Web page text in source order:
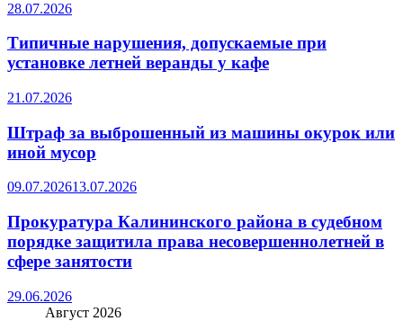
28.07.2026
Типичные нарушения, допускаемые при
установке летней веранды у кафе
21.07.2026
Штраф за выброшенный из машины окурок или
иной мусор
09.07.202613.07.2026
Прокуратура Калининского района в судебном
порядке защитила права несовершеннолетней в
сфере занятости
29.06.2026
Август 2026